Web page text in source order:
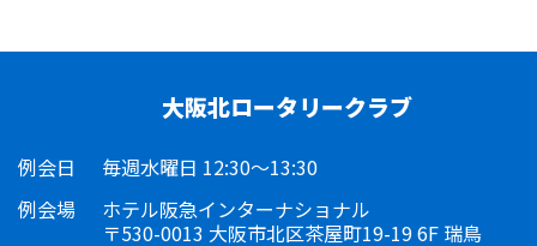
大阪北ロータリークラブ
例会日
毎週水曜日 12:30～13:30
例会場
ホテル阪急インターナショナル
〒530-0013 大阪市北区茶屋町19-19 6F 瑞鳥